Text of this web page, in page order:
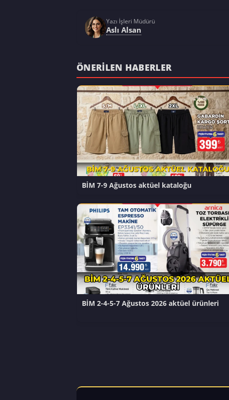
Yazı İşleri Müdürü
Aslı Alsan
ÖNERILEN HABERLER
BİM 7-9 Ağustos aktüel kataloğu
BİM 2-4-5-7 Ağustos 2026 aktüel ürünleri